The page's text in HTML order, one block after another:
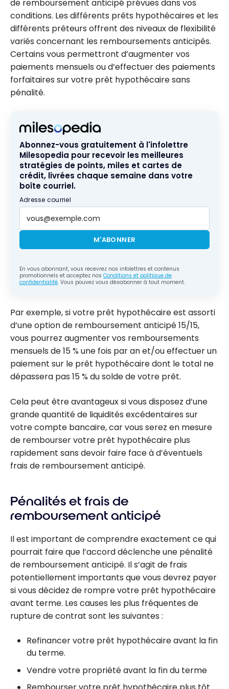
de remboursement anticipé prévues dans vos
conditions. Les différents prêts hypothécaires et les
différents prêteurs offrent des niveaux de flexibilité
variés concernant les remboursements anticipés.
Certains vous permettront d’augmenter vos
paiements mensuels ou d’effectuer des paiements
forfaitaires sur votre prêt hypothécaire sans
pénalité.
Abonnez-vous gratuitement à l'infolettre
Milesopedia pour recevoir les meilleures
stratégies de points, miles et cartes de
crédit, livrées chaque semaine dans votre
boîte courriel.
Adresse courriel
M'ABONNER
En vous abonnant, vous recevrez nos infolettres et contenus
promotionnels et acceptez nos Conditions et politique de
confidentialité. Vous pouvez vous désabonner à tout moment.
Par exemple, si votre prêt hypothécaire est assorti
d’une option de remboursement anticipé 15/15,
vous pourrez augmenter vos remboursements
mensuels de 15 % une fois par an et/ou effectuer un
paiement sur le prêt hypothécaire dont le total ne
dépassera pas 15 % du solde de votre prêt.
Cela peut être avantageux si vous disposez d’une
grande quantité de liquidités excédentaires sur
votre compte bancaire, car vous serez en mesure
de rembourser votre prêt hypothécaire plus
rapidement sans devoir faire face à d’éventuels
frais de remboursement anticipé.
Pénalités et frais de
remboursement anticipé
Il est important de comprendre exactement ce qui
pourrait faire que l’accord déclenche une pénalité
de remboursement anticipé. Il s’agit de frais
potentiellement importants que vous devrez payer
si vous décidez de rompre votre prêt hypothécaire
avant terme. Les causes les plus fréquentes de
rupture de contrat sont les suivantes :
Refinancer votre prêt hypothécaire avant la fin
du terme.
Vendre votre propriété avant la fin du terme